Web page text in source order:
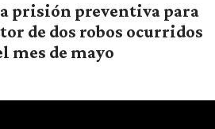
prisión preventiva para
de dos robos ocurridos
mes de mayo